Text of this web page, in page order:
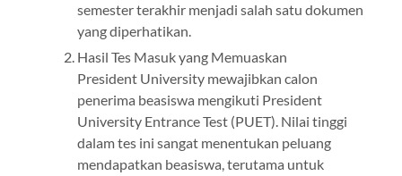
semester terakhir menjadi salah satu dokumen
yang diperhatikan.
Hasil Tes Masuk yang Memuaskan
President University mewajibkan calon
penerima beasiswa mengikuti President
University Entrance Test (PUET). Nilai tinggi
dalam tes ini sangat menentukan peluang
mendapatkan beasiswa, terutama untuk